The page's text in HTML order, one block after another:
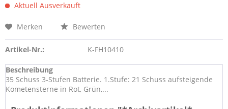
Aktuell Ausverkauft
Merken Bewerten
Artikel-Nr.: K-FH10410
Beschreibung
35 Schuss 3-Stufen Batterie. 1.Stufe: 21 Schuss aufsteigende
Kometensterne in Rot, Grün,...